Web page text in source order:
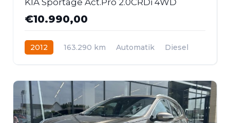
KIA Sportage Act.Pro 2.0CRDi 4WD
€10.990,00
2012 163.290 km Automatik
Diesel